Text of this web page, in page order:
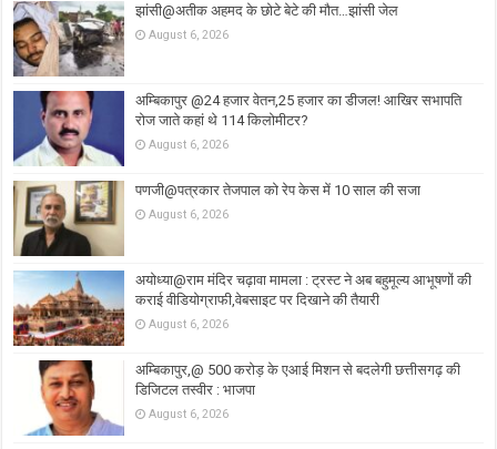
झांसी@अतीक अहमद के छोटे बेटे की मौत…झांसी जेल
August 6, 2026
अम्बिकापुर @24 हजार वेतन,25 हजार का डीजल! आखिर सभापति
रोज जाते कहां थे 114 किलोमीटर?
August 6, 2026
पणजी@पत्रकार तेजपाल को रेप केस में 10 साल की सजा
August 6, 2026
अयोध्या@राम मंदिर चढ़ावा मामला : ट्रस्ट ने अब बहुमूल्य आभूषणों की
कराई वीडियोग्राफी,वेबसाइट पर दिखाने की तैयारी
August 6, 2026
अम्बिकापुर,@ 500 करोड़ के एआई मिशन से बदलेगी छत्तीसगढ़ की
डिजिटल तस्वीर : भाजपा
August 6, 2026